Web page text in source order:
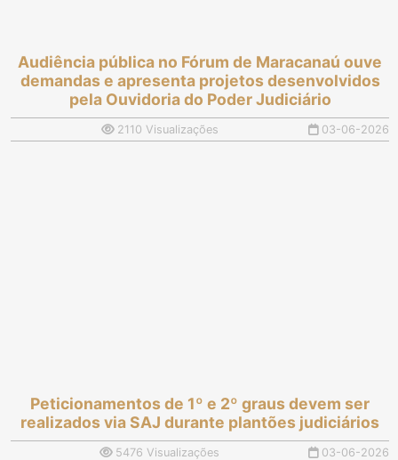
Audiência pública no Fórum de Maracanaú ouve
demandas e apresenta projetos desenvolvidos
pela Ouvidoria do Poder Judiciário
2110 Visualizações 03-06-2026
Peticionamentos de 1º e 2º graus devem ser
realizados via SAJ durante plantões judiciários
5476 Visualizações 03-06-2026